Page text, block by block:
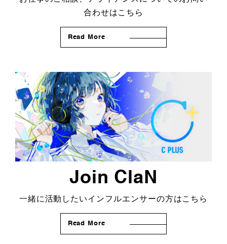
合わせはこちら
Read More
Join ClaN
一緒に活動したいインフルエンサーの方はこちら
Read More